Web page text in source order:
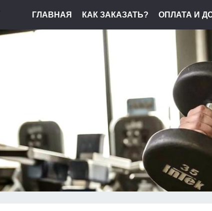
ГЛАВНАЯ КАК ЗАКАЗАТЬ? ОПЛАТА И